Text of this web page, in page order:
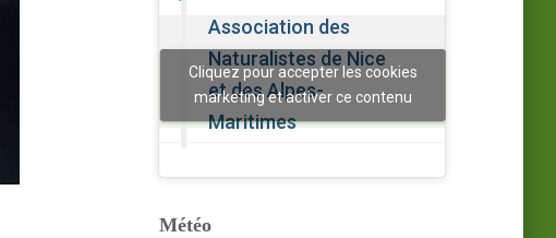
Association des
Naturalistes de Nice
et des Alpes-
Maritimes
Cliquez pour accepter les cookies
marketing et activer ce contenu
Météo